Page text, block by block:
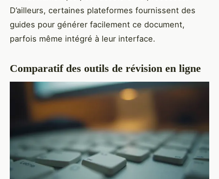
D’ailleurs, certaines plateformes fournissent des
guides pour générer facilement ce document,
parfois même intégré à leur interface.
Comparatif des outils de révision en ligne